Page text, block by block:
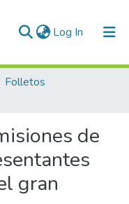
Log In (current)
Folletos
de
gran